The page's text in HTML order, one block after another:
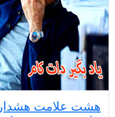
هشت علامت هشدار